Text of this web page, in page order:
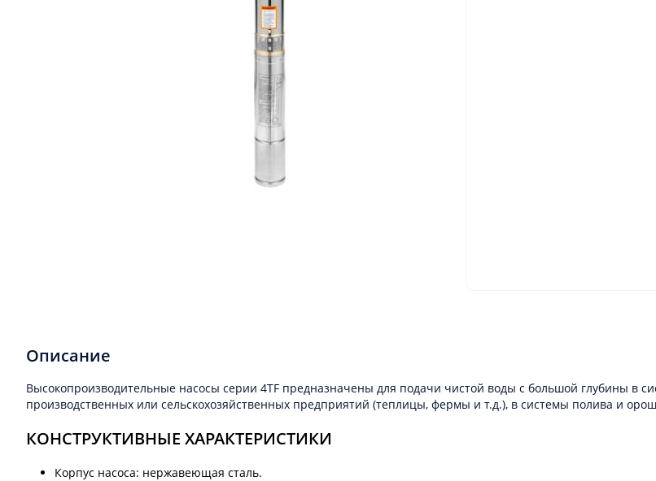
Описание
Высокопроизводительные насосы серии 4TF предназначены для подачи чистой воды с большой глубины в
производственных или сельскохозяйственных предприятий (теплицы, фермы и т.д.), в системы полива и
КОНСТРУКТИВНЫЕ ХАРАКТЕРИСТИКИ
Корпус насоса: нержавеющая сталь.